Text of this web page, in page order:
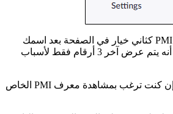
3- ستلاحظ وجود معرف PMI كثاني خيار في الصفحة بعد اسمك
ورقم حسابك، وستلاحظ أنه يتم عرض آخر 3 أرقام فقط لأسباب
4- اضغط على زر Show إن كنت ترغب بمشاهدة معرف PMI الخاص